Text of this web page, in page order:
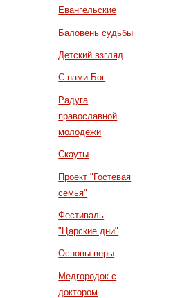
Евангельские
Баловень судьбы
Детский взгляд
С нами Бог
Радуга
православной
молодежи
Скауты
Проект "Гостевая
семья"
Фестиваль
"Царские дни"
Основы веры
Медгородок с
доктором